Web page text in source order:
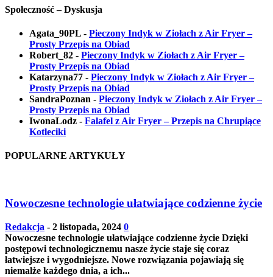
Społeczność – Dyskusja
Agata_90PL - Pieczony Indyk w Ziołach z Air Fryer –
Prosty Przepis na Obiad
Robert_82 - Pieczony Indyk w Ziołach z Air Fryer –
Prosty Przepis na Obiad
Katarzyna77 - Pieczony Indyk w Ziołach z Air Fryer –
Prosty Przepis na Obiad
SandraPoznan - Pieczony Indyk w Ziołach z Air Fryer –
Prosty Przepis na Obiad
IwonaLodz - Falafel z Air Fryer – Przepis na Chrupiące
Kotleciki
POPULARNE ARTYKUŁY
Nowoczesne technologie ułatwiające codzienne życie
Redakcja - 2 listopada, 2024 0
Nowoczesne technologie ułatwiające codzienne życie Dzięki
postępowi technologicznemu nasze życie staje się coraz
łatwiejsze i wygodniejsze. Nowe rozwiązania pojawiają się
niemalże każdego dnia, a ich...